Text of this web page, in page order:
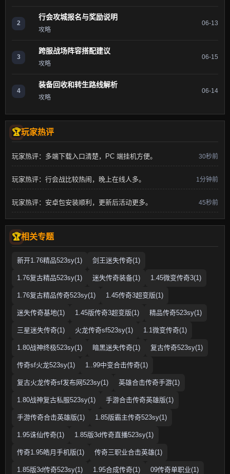
2
行会攻城报名与奖励说明
攻略
06-13
3
跨服战场阵容搭配建议
攻略
06-15
4
装备回收和转生路线解析
攻略
06-14
玩家热评
玩家热评：多端下载入口清楚，PC 端挂机方便。 30秒前
玩家热评：行会战比较热闹，晚上在线人多。 1分钟前
玩家热评：安卓包安装顺利，更新后活动更多。 45秒前
相关专题
新开1.76精品523sy(1) 剑王迷失传奇(1)
1.76复古精品523sy(1) 迷失传奇装备(1) 1.45微变传奇3(1)
1.76复古精品传奇523sy(1) 1.45传奇3超变版(1)
迷失传奇基地(1) 1.45版传奇3超变版(1) 精品传奇523sy(1)
三星迷失传奇(1) 火龙传奇sf523sy(1) 1.1微变传奇(1)
1.80战神终极523sy(1) 暗黑迷失传奇(1) 复古传奇523sy(1)
传奇sf火龙523sy(1) 1..99中变合击传奇(1)
复古火龙传奇sf发布网523sy(1) 英雄合击传奇手游(1)
1.80战神复古私服523sy(1) 手游合击传奇英雄版(1)
手游传奇合击英雄版(1) 1.85版霸主传奇523sy(1)
1.95诛仙传奇(1) 1.85版3d传奇直播523sy(1)
传奇1.95皓月手机版(1) 传奇三职业合击英雄(1)
1.85版3d传奇523sy(1) 1.95合成传奇(1) 09传奇单职业(1)